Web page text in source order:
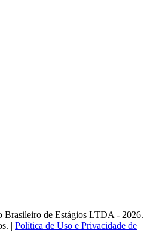
de Estágios LTDA - 2026.
| Política de Uso e Privacidade de